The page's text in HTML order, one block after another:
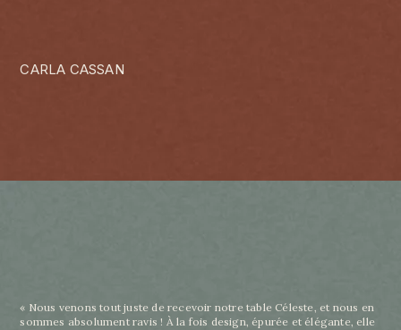
CARLA CASSAN
« Nous venons tout juste de recevoir notre table Céleste, et nous en
sommes absolument ravis ! À la fois design, épurée et élégante, elle